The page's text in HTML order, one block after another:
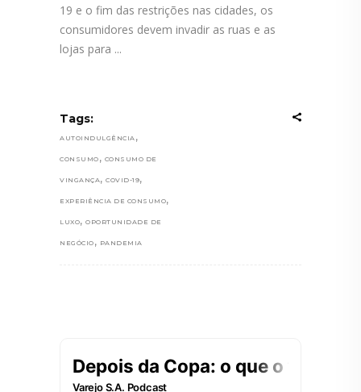
19 e o fim das restrições nas cidades, os
consumidores devem invadir as ruas e as
lojas para
Tags:
AUTOINDULGÊNCIA ,
CONSUMO , CONSUMO DE
VINGANÇA, COVID-19,
EXPERIÊNCIA DE CONSUMO,
LUXO, OPORTUNIDADE DE
NEGÓCIO , PANDEMIA